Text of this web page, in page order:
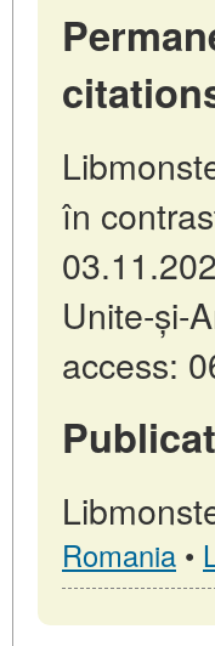
în
Unite-și-
access:
Romania •